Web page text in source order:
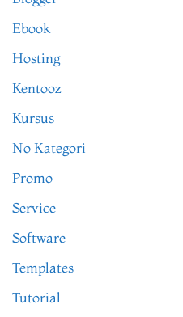
Ebook
Hosting
Kentooz
Kursus
No Kategori
Promo
Service
Software
Templates
Tutorial